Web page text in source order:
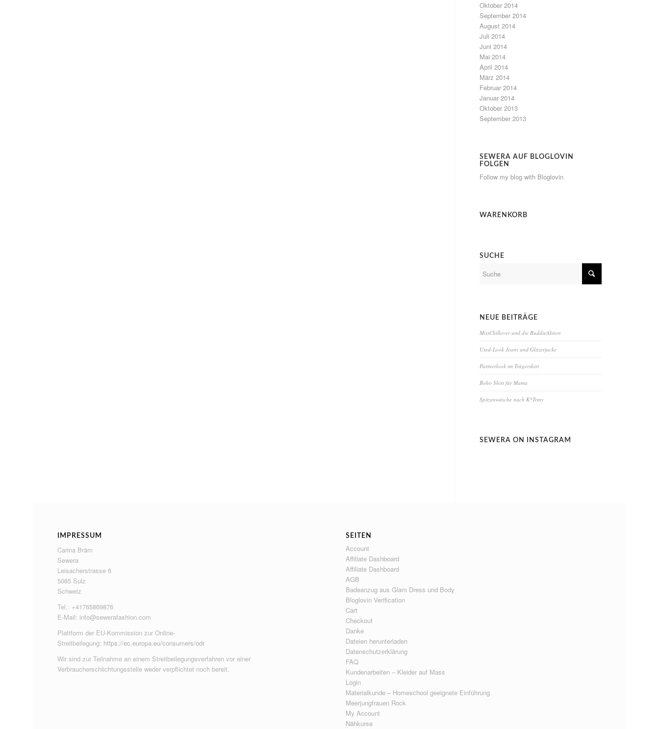
Oktober 2014
September 2014
August 2014
Juli 2014
Juni 2014
Mai 2014
April 2014
März 2014
Februar 2014
Januar 2014
Oktober 2013
September 2013
SEWERA AUF BLOGLOVIN
FOLGEN
Follow my blog with Bloglovin
WARENKORB
SUCHE
NEUE BEITRÄGE
MissChillover und die BuddieAktion
Used-Look Jeans und Glitzerjacke
Partnerlook im Trägershirt
Boho Shirt für Mama
Spitzenwäsche nach K*Triny
SEWERA ON INSTAGRAM
IMPRESSUM
Carina Bräm
Sewera
Leisacherstrasse 6
5085 Sulz
Schweiz
Tel.: +41765869876
E-Mail: info@sewerafashion.com
Plattform der EU-Kommission zur Online-
Streitbeilegung: https://ec.europa.eu/consumers/odr
Wir sind zur Teilnahme an einem Streitbeilegungsverfahren vor einer
Verbraucherschlichtungsstelle weder verpflichtet noch bereit.
SEITEN
Account
Affiliate Dashboard
Affiliate Dashboard
AGB
Badeanzug aus Glam Dress und Body
Bloglovin Verification
Cart
Checkout
Danke
Dateien herunterladen
Datenschutzerklärung
FAQ
Kundenarbeiten – Kleider auf Mass
Login
Materialkunde – Homeschool geeignete Einführung
Meerjungfrauen Rock
My Account
Nähkurse